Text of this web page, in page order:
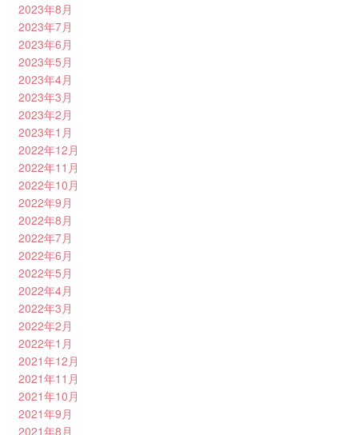
2023年8月
2023年7月
2023年6月
2023年5月
2023年4月
2023年3月
2023年2月
2023年1月
2022年12月
2022年11月
2022年10月
2022年9月
2022年8月
2022年7月
2022年6月
2022年5月
2022年4月
2022年3月
2022年2月
2022年1月
2021年12月
2021年11月
2021年10月
2021年9月
2021年8月